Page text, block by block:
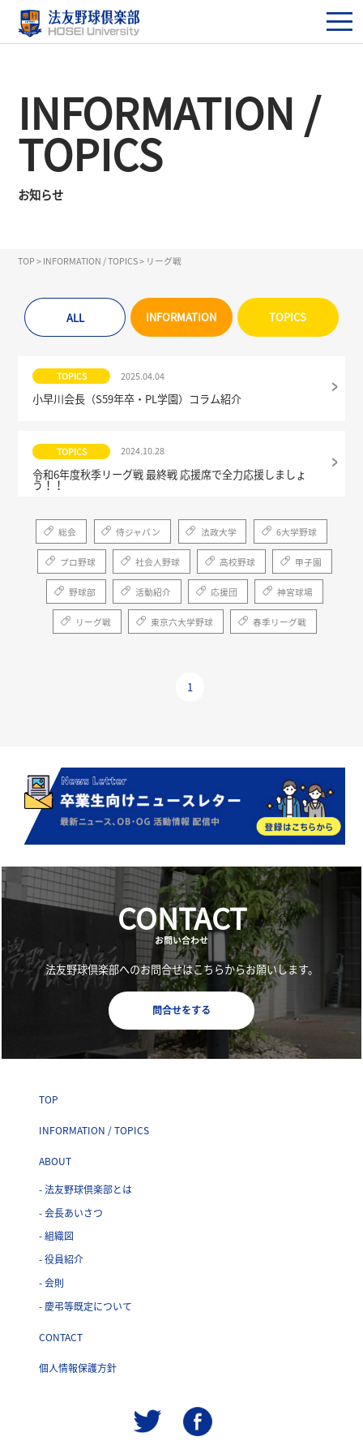
INFORMATION /
TOPICS
お知らせ
TOP> INFORMATION / TOPICS> リーグ戦
ALL INFORMATION TOPICS
TOPICS 2025.04.04
小早川会長（S59年卒・PL学園）コラム紹介
TOPICS 2024.10.28
令和6年度秋季リーグ戦 最終戦 応援席で全力応援しましょ
う！！
総会 侍ジャパン 法政大学 6大学野球
プロ野球 社会人野球 高校野球 甲子園
野球部 活動紹介 応援団 神宮球場
リーグ戦 東京六大学野球 春季リーグ戦
1
CONTACT
お問い合わせ
法友野球倶楽部へのお問合せはこちらからお願いします。
問合せをする
TOP
INFORMATION / TOPICS
ABOUT
- 法友野球倶楽部とは
- 会長あいさつ
- 組織図
- 役員紹介
- 会則
- 慶弔等既定について
CONTACT
個人情報保護方針